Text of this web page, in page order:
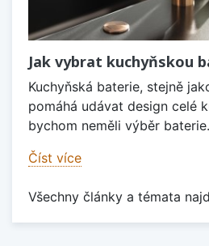
Jak vybrat kuchyňskou
Kuchyňská baterie, stejně
pomáhá udávat design celé
bychom neměli výběr
Číst více
Všechny články a témata